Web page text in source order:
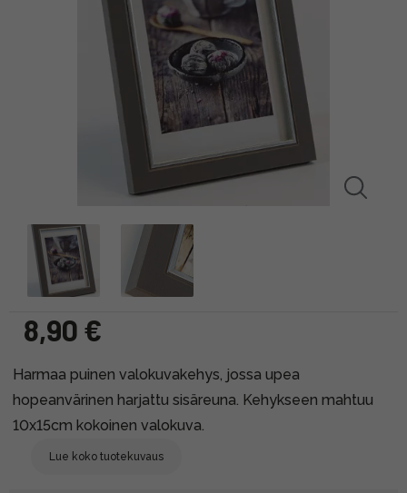
8,90 €
Harmaa puinen valokuvakehys, jossa upea
hopeanvärinen harjattu sisäreuna. Kehykseen mahtuu
10x15cm kokoinen valokuva.
Lue koko tuotekuvaus